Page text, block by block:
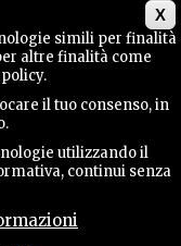
X
simili per finalità
altre finalità come
il tuo consenso, in
utilizzando il
continui senza
/